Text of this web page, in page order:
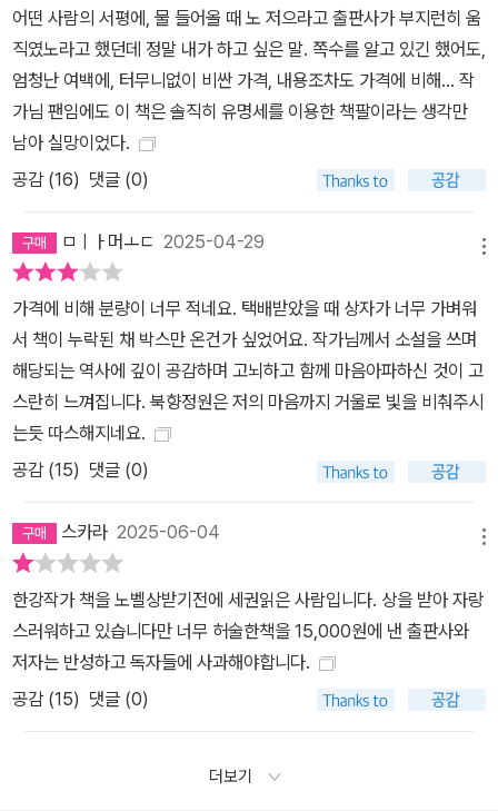
어떤 사람의 서평에, 물 들어올 때 노 저으라고 출판사가 부지런히 움
직였노라고 했던데 정말 내가 하고 싶은 말. 쪽수를 알고 있긴 했어도,
엄청난 여백에, 터무니없이 비싼 가격, 내용조차도 가격에 비해... 작
가님 팬임에도 이 책은 솔직히 유명세를 이용한 책팔이라는 생각만
남아 실망이었다.
공감 (16) 댓글 (0)
ㅁㅣㅏ머ㅗㄷ 2025-04-29
가격에 비해 분량이 너무 적네요. 택배받았을 때 상자가 너무 가벼워
서 책이 누락된 채 박스만 온건가 싶었어요. 작가님께서 소설을 쓰며
해당되는 역사에 깊이 공감하며 고뇌하고 함께 마음아파하신 것이 고
스란히 느껴집니다. 북향정원은 저의 마음까지 거울로 빛을 비춰주시
는듯 따스해지네요.
공감 (15) 댓글 (0)
스카라 2025-06-04
한강작가 책을 노벨상받기전에 세권읽은 사람입니다. 상을 받아 자랑
스러워하고 있습니다만 너무 허술한책을 15,000원에 낸 출판사와
저자는 반성하고 독자들에 사과해야합니다.
공감 (15) 댓글 (0)
더보기